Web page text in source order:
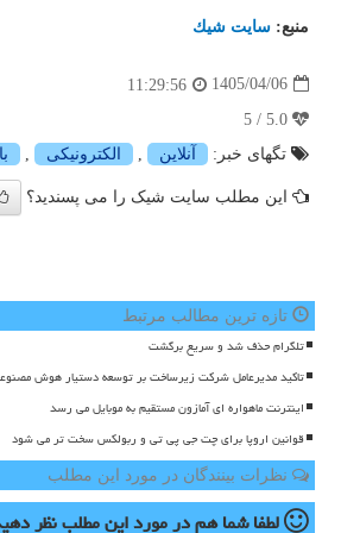
منبع: سایت شیك
1405/04/06
11:29:56
تگهای خبر:
آنلاین الكترونیكی
این مطلب سایت شیک را می پسندید؟
تازه ترین مطالب مرتبط
تلگرام حذف شد و سریع برگشت
تاکید مدیرعامل شرکت زیرساخت بر توسعه دستیار هوش
اینترنت ماهواره ای آمازون مستقیم به موبایل می رسد
قوانین اروپا برای چت جی پی تی و ربولکس سخت تر می شود
نظرات بینندگان در مورد این مطلب
لطفا شما همدر مورد این مطلبنظر